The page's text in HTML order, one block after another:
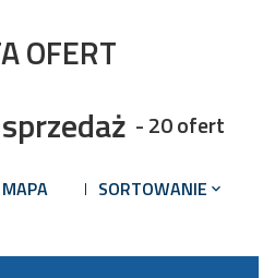
OFERT
- 20 ofert
MAPA SORTOWANIE